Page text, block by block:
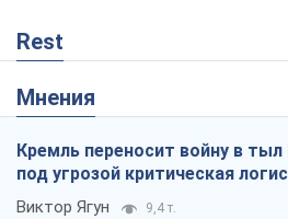
Rest
Мнения
Кремль переносит войну в
под угрозой критическая
Виктор Ягун 9,4 т.